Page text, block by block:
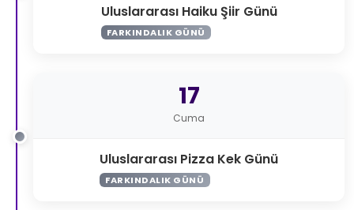
Uluslararası Haiku Şiir Günü
FARKINDALIK GÜNÜ
17
Cuma
Uluslararası Pizza Kek Günü
FARKINDALIK GÜNÜ